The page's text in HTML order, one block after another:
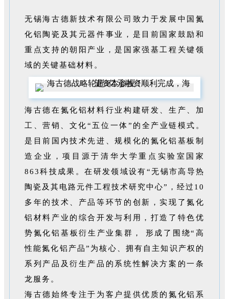
无锡海古德新技术有限公司致力于发展中国氮
化铝陶瓷及其元器件事业，是目前国家鼓励和
重点支持的朝阳产业，是国家强基工程关键领
域的关键基础材料。
海古德在氮化铝材料行业构建研发、生产、加
工、营销、文化“五位一体”的全产业链模式。
是目前国内技术先进、规模化的氮化铝基板制
造企业，项目源于清华大学重点实验室国家
863科技成果。在研发领域设有“无锡市高导热
陶瓷及其电路元件工程技术研究中心”，经过10
多年的技术、产品等环节的创新，实现了氮化
铝材料产业的综合开发与利用，打造了特色优
势氮化铝基板衍生产业集群， 形成了围绕“高
性能氮化铝产品”为核心、拥有自主知识产权的
系列产品及衍生产品的系统性解决方案的一条
龙服务。
海古德始终专注于为客户提供优质的氮化铝系